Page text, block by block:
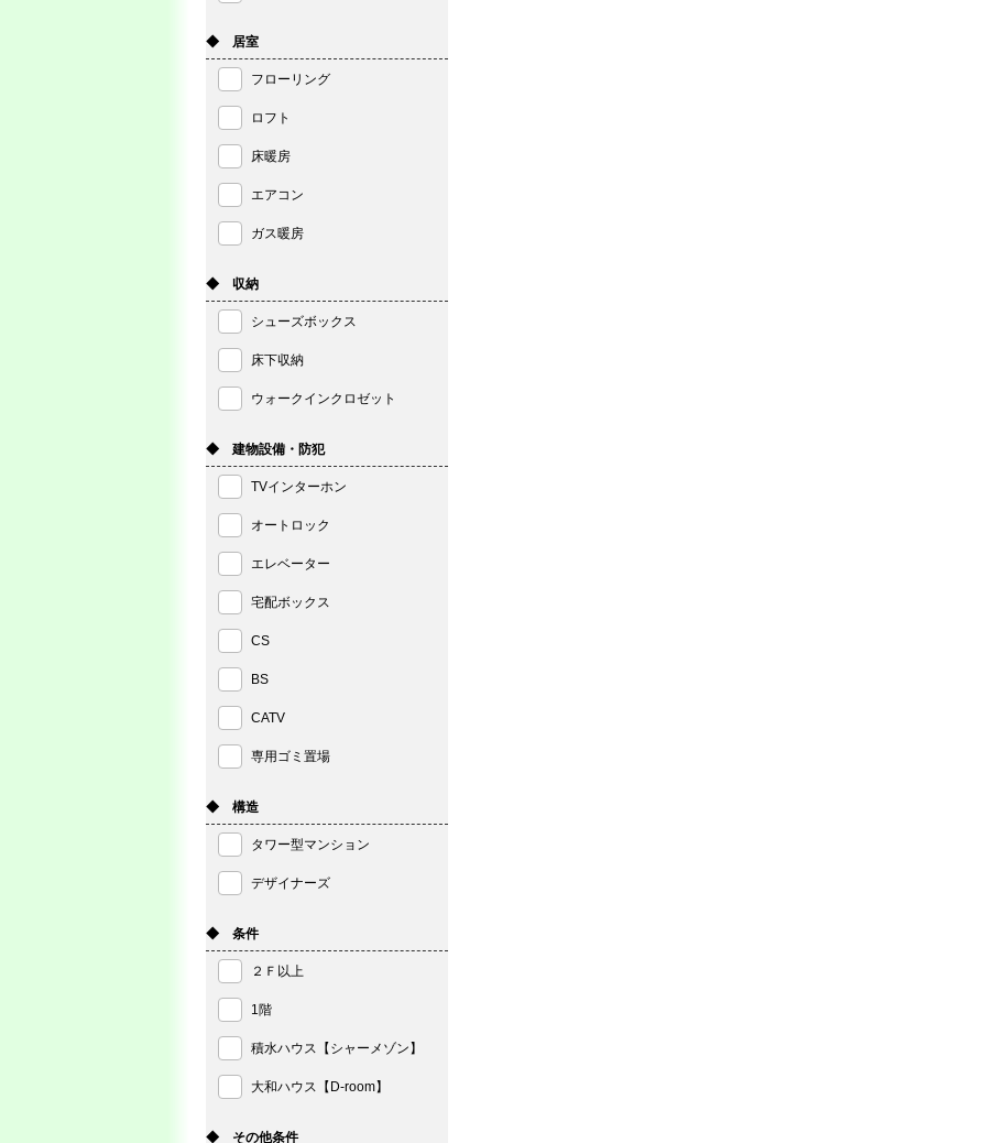
◆ 居室
フローリング
ロフト
床暖房
エアコン
ガス暖房
◆ 収納
シューズボックス
床下収納
ウォークインクロゼット
◆ 建物設備・防犯
TVインターホン
オートロック
エレベーター
宅配ボックス
CS
BS
CATV
専用ゴミ置場
◆ 構造
タワー型マンション
デザイナーズ
◆ 条件
２Ｆ以上
1階
積水ハウス【シャーメゾン】
大和ハウス【D-room】
◆ その他条件